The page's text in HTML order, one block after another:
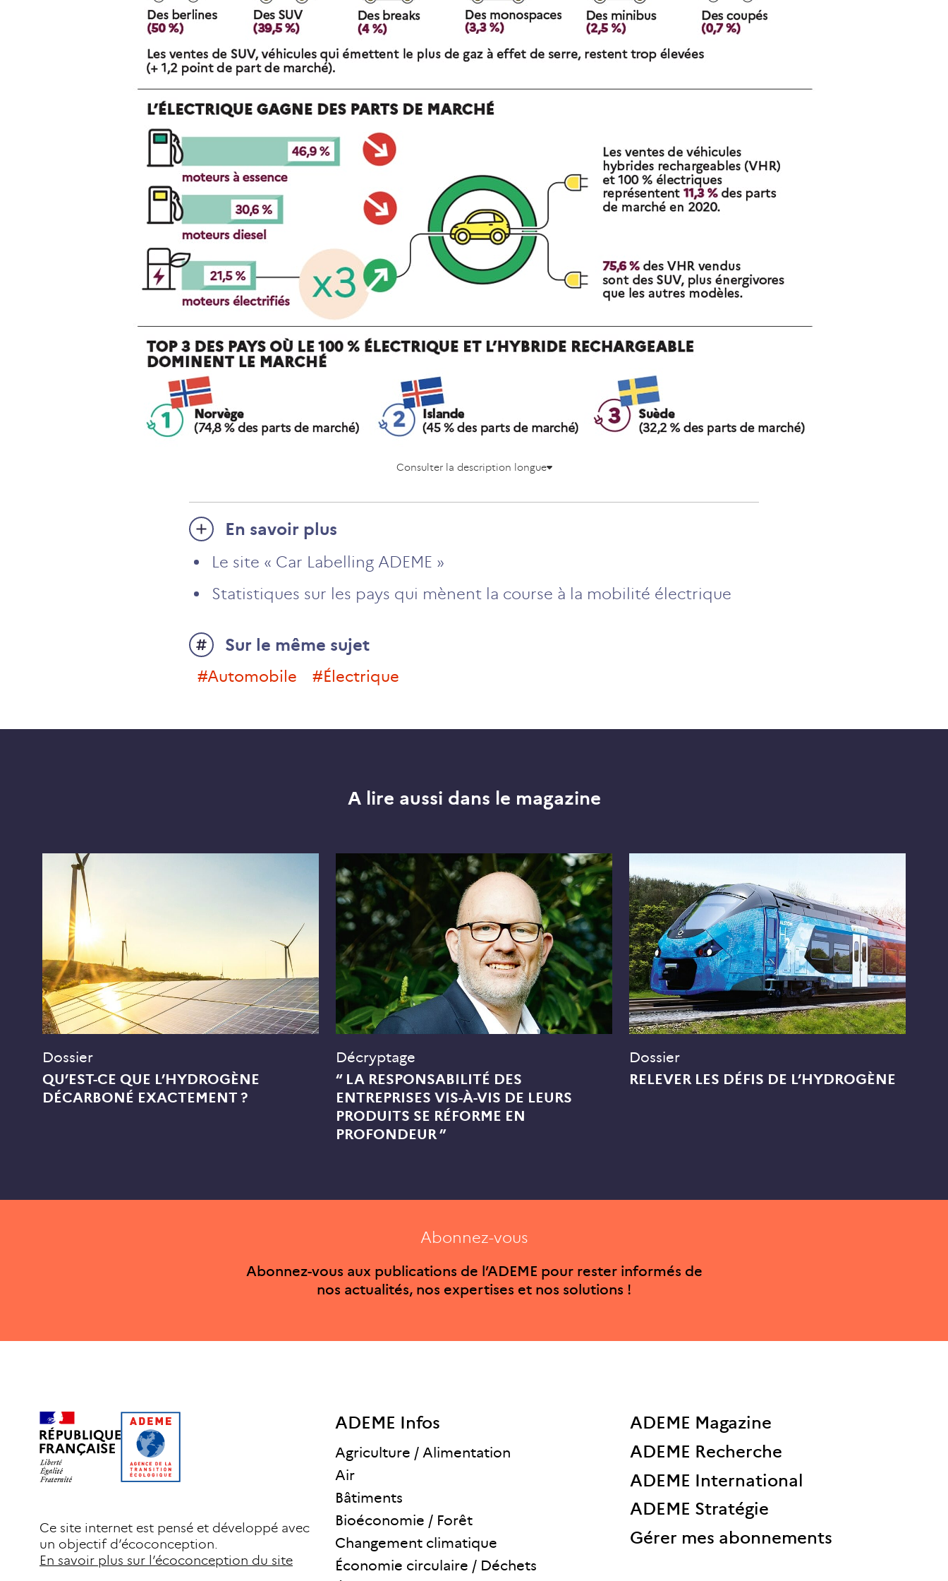
Consulter la description longue
En savoir plus
Le site « Car Labelling ADEME »
Statistiques sur les pays qui mènent la course à la mobilité électrique
Sur le même sujet
#automobile #électrique
A lire aussi dans le magazine
Dossier
QU’EST-CE QUE L’HYDROGÈNE
DÉCARBONÉ EXACTEMENT ?
Décryptage
“ LA RESPONSABILITÉ DES
ENTREPRISES VIS-À-VIS DE LEURS
PRODUITS SE RÉFORME EN
PROFONDEUR ”
Dossier
RELEVER LES DÉFIS DE L’HYDROGÈNE
Abonnez-vous
Abonnez-vous aux publications de l’ADEME pour rester informés de
nos actualités, nos expertises et nos solutions !
Ce site internet est pensé et développé avec
un objectif d’écoconception.
En savoir plus sur l’écoconception du site
ADEME Infos
Agriculture / Alimentation
Air
Bâtiments
Bioéconomie / Forêt
Changement climatique
Économie circulaire / Déchets
ADEME Magazine
ADEME Recherche
ADEME International
ADEME Stratégie
Gérer mes abonnements